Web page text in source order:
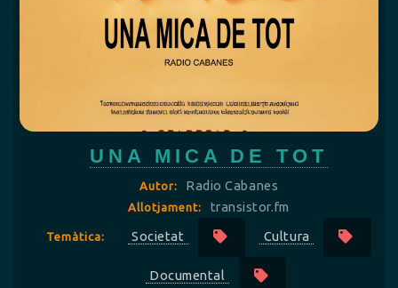
UNA MICA DE TOT
Autor: Radio Cabanes
Allotjament: transistor.fm
Temàtica: Societat Cultura
Documental